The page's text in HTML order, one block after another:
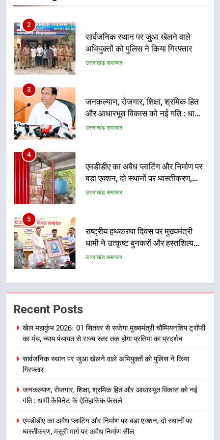
3
जनकल्याण, रोजगार, शिक्षा, श्रमिक हित
और आधारभूत विकास को नई गति : धामी
कैबिनेट के ऐतिहासिक फैसले
उत्तराखंड समाचार
4
एमडीडीए का अवैध प्लाटिंग और निर्माण पर
बड़ा एक्शन, दो स्थानों पर ध्वस्तीकरण,
मसूरी मार्ग पर अवैध निर्माण सील
उत्तराखंड समाचार
5
राष्ट्रीय हथकरघा दिवस पर मुख्यमंत्री
धामी ने उत्कृष्ट बुनकरों और हस्तशिल्प
कारीगरों को किया सम्मानित
उत्तराखंड समाचार
6
उत्तराखंड कांग्रेस में बड़ा संगठनात्मक
फेरबदल, नई कार्यकारिणी और समितियों
का गठन
उत्तराखंड समाचार
वाले महीनों में हजारों पदों पर की जाएगी
भर्ती
उत्तराखंड समाचार
दिल्ली-देहरादून आर्थिक कॉरिडोर से जुड़ी
का डीएम ने किया निरीक्षण; समयबद्ध एवं
गुणवत्तापूर्ण निर्माण सुनिश्चित करने के
नहींः डीएम
उत्तराखंड समाचार
खेल महाकुंभ 2026ः 01 सितंबर से सजेगा
Recent Posts
खेल महाकुंभ 2026ः 01 सितंबर से सजेगा मुख्यमंत्री चौम्पियनशिप ट्रॉफी
का मंच, न्याय पंचायत से राज्य स्तर तक होगा प्रतिभा का प्रदर्शन
सार्वजनिक स्थान पर जुआ खेलने वाले अभियुक्तों को पुलिस ने किया
गिरफ्तार
जनकल्याण, रोजगार, शिक्षा, श्रमिक हित और आधारभूत विकास को नई
गति : धामी कैबिनेट के ऐतिहासिक फैसले
एमडीडीए का अवैध प्लाटिंग और निर्माण पर बड़ा एक्शन, दो स्थानों पर
ध्वस्तीकरण, मसूरी मार्ग पर अवैध निर्माण सील